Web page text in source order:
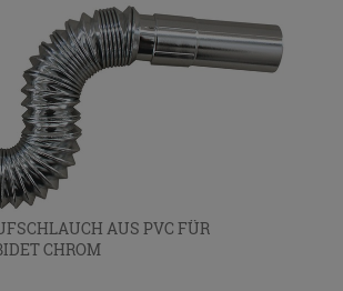
AUS PVC FÜR
CHROM